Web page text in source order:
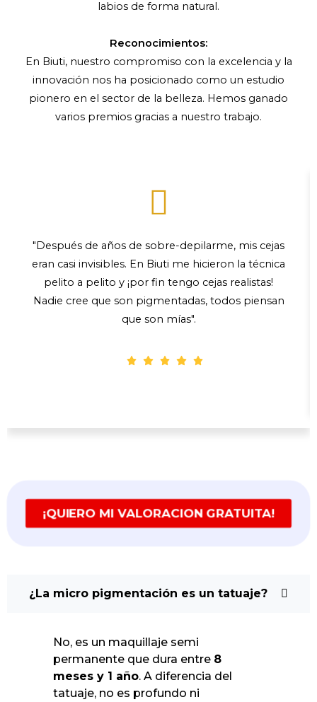
labios de forma natural.
Reconocimientos:
En Biuti, nuestro compromiso con la excelencia y la
innovación nos ha posicionado como un estudio
pionero en el sector de la belleza. Hemos ganado
varios premios gracias a nuestro trabajo.
"Después de años de sobre-depilarme, mis cejas
eran casi invisibles. En Biuti me hicieron la técnica
pelito a pelito y ¡por fin tengo cejas realistas!
Nadie cree que son pigmentadas, todos piensan
que son mías".
¡QUIERO MI VALORACION GRATUITA!
¿La micro pigmentación es un tatuaje?
No, es un maquillaje semi
permanente que dura entre 8
meses y 1 año. A diferencia del
tatuaje, no es profundo ni